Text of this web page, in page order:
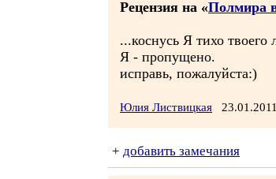
Рецензия на «Полмира
...коснусь Я тихо твоего
Я - пропущено.
исправь, пожалуйста:)
Юлия Листвицкая
+ добавить замечания